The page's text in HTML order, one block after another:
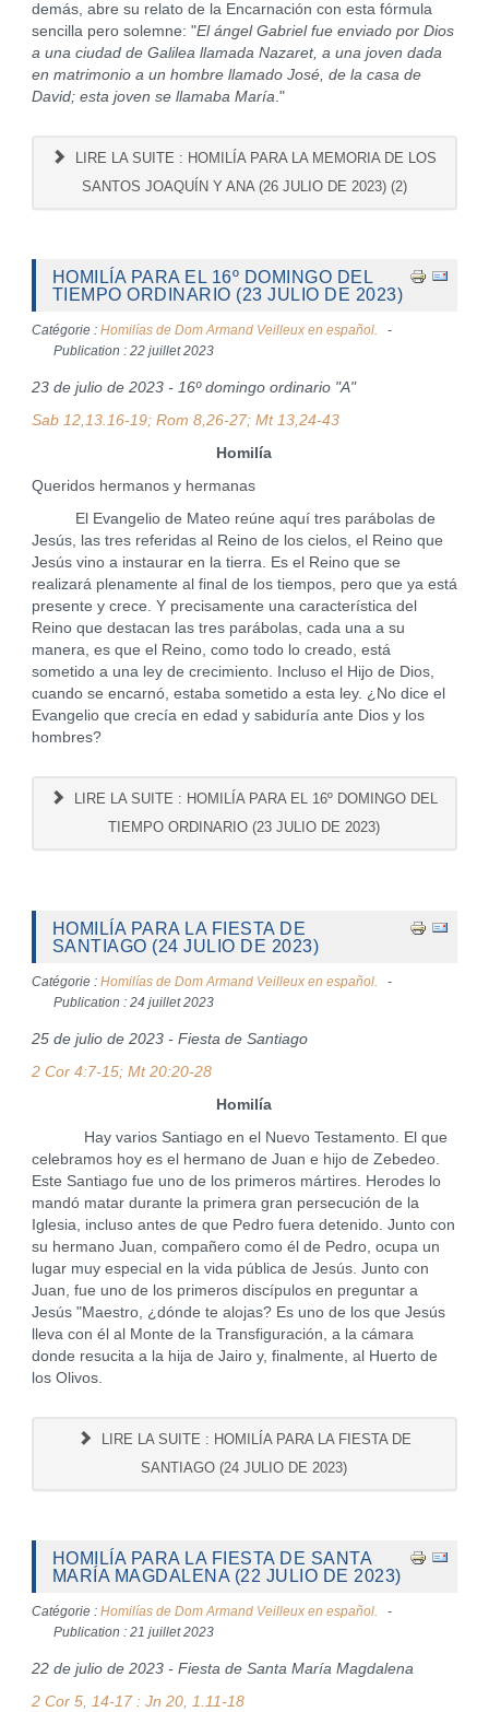
demás, abre su relato de la Encarnación con esta fórmula
sencilla pero solemne: "El ángel Gabriel fue enviado por Dios
a una ciudad de Galilea llamada Nazaret, a una joven dada
en matrimonio a un hombre llamado José, de la casa de
David; esta joven se llamaba María."
LIRE LA SUITE : HOMILÍA PARA LA MEMORIA DE LOS
SANTOS JOAQUÍN Y ANA (26 JULIO DE 2023) (2)
HOMILÍA PARA EL 16º DOMINGO DEL
TIEMPO ORDINARIO (23 JULIO DE 2023)
Catégorie : Homilías de Dom Armand Veilleux en español.
Publication : 22 juillet 2023
23 de julio de 2023 - 16º domingo ordinario "A"
Sab 12,13.16-19; Rom 8,26-27; Mt 13,24-43
Homilía
Queridos hermanos y hermanas
El Evangelio de Mateo reúne aquí tres parábolas de
Jesús, las tres referidas al Reino de los cielos, el Reino que
Jesús vino a instaurar en la tierra. Es el Reino que se
realizará plenamente al final de los tiempos, pero que ya está
presente y crece. Y precisamente una característica del
Reino que destacan las tres parábolas, cada una a su
manera, es que el Reino, como todo lo creado, está
sometido a una ley de crecimiento. Incluso el Hijo de Dios,
cuando se encarnó, estaba sometido a esta ley. ¿No dice el
Evangelio que crecía en edad y sabiduría ante Dios y los
hombres?
LIRE LA SUITE : HOMILÍA PARA EL 16º DOMINGO DEL
TIEMPO ORDINARIO (23 JULIO DE 2023)
HOMILÍA PARA LA FIESTA DE
SANTIAGO (24 JULIO DE 2023)
Catégorie : Homilías de Dom Armand Veilleux en español.
Publication : 24 juillet 2023
25 de julio de 2023 - Fiesta de Santiago
2 Cor 4:7-15; Mt 20:20-28
Homilía
Hay varios Santiago en el Nuevo Testamento. El que
celebramos hoy es el hermano de Juan e hijo de Zebedeo.
Este Santiago fue uno de los primeros mártires. Herodes lo
mandó matar durante la primera gran persecución de la
Iglesia, incluso antes de que Pedro fuera detenido. Junto con
su hermano Juan, compañero como él de Pedro, ocupa un
lugar muy especial en la vida pública de Jesús. Junto con
Juan, fue uno de los primeros discípulos en preguntar a
Jesús "Maestro, ¿dónde te alojas? Es uno de los que Jesús
lleva con él al Monte de la Transfiguración, a la cámara
donde resucita a la hija de Jairo y, finalmente, al Huerto de
los Olivos.
LIRE LA SUITE : HOMILÍA PARA LA FIESTA DE
SANTIAGO (24 JULIO DE 2023)
HOMILÍA PARA LA FIESTA DE SANTA
MARÍA MAGDALENA (22 JULIO DE 2023)
Catégorie : Homilías de Dom Armand Veilleux en español.
Publication : 21 juillet 2023
22 de julio de 2023 - Fiesta de Santa María Magdalena
2 Cor 5, 14-17 : Jn 20, 1.11-18